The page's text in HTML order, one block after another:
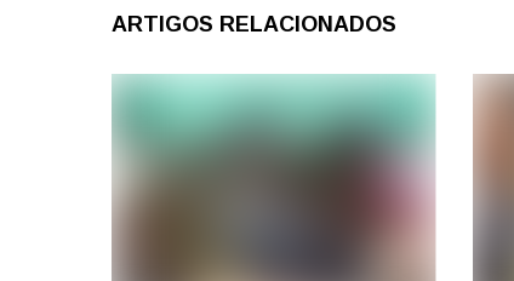
ARTIGOS RELACIONADOS